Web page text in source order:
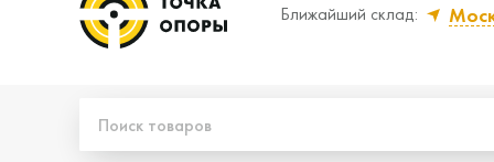
Ближайший склад: